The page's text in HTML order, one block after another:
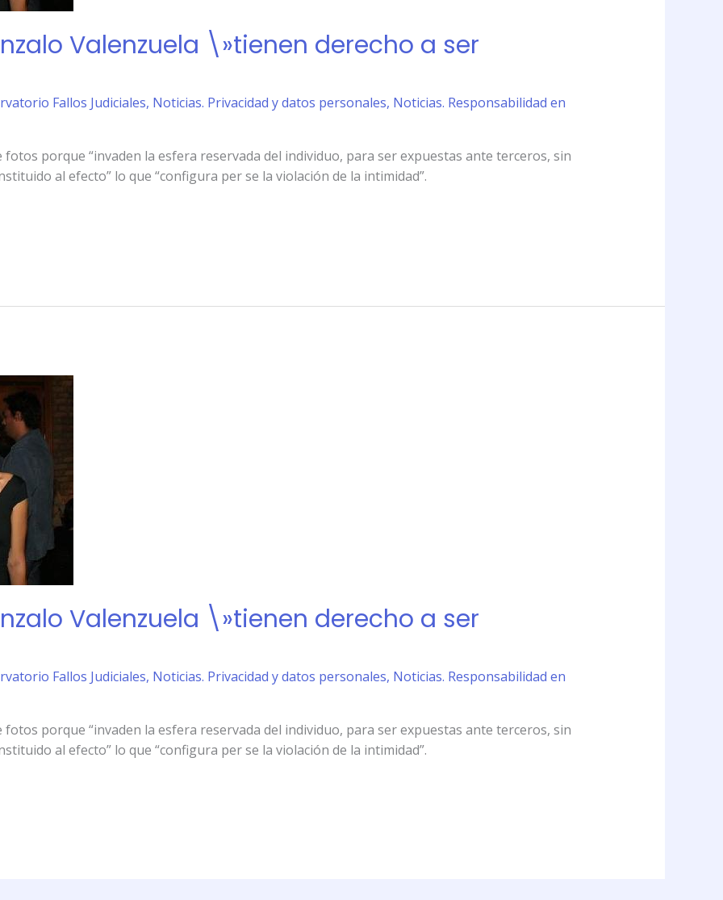
Valenzuela \»tienen derecho a ser
Fallos Judiciales, Noticias. Privacidad y datos personales, Noticias. Responsabilidad en
porque “invaden la esfera reservada del individuo, para ser expuestas ante terceros, sin
al efecto” lo que “configura per se la violación de la intimidad”.
Valenzuela \»tienen derecho a ser
Fallos Judiciales, Noticias. Privacidad y datos personales, Noticias. Responsabilidad en
porque “invaden la esfera reservada del individuo, para ser expuestas ante terceros, sin
al efecto” lo que “configura per se la violación de la intimidad”.